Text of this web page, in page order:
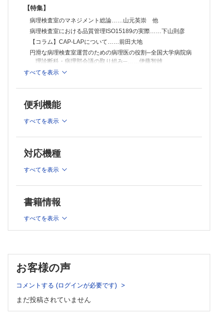
・病理トレンド
［3］
医学を通じて学び方を楽しく学ぶ！おしゃべり病理医のMEdit Lab……
小倉加奈子
【今月の話題】
細胞動態解析と病理学（その2）─核異型はなぜ生じる─……黒瀬 顕
【Information】
【特集】
病理検査室のマネジメント総論……山元英崇 他
病理検査室における品質管理ISO15189の実際……下山則彦
【コラム】CAP-LAPについて……前田大地
円滑な病理検査室運営のための病理医の役割─全国大学病院病
理診断科・病理部会議の取り組み─……伊藤智雄
円滑な病理検査室運営のための技師-医師連携……古屋周一
染色の精度管理……吉田 誠 他
他
―……西田晶子 他
―腫瘍細胞含有率判定を例として―……山本猛雄
【当施設の工夫】週末受付の病理検体の取り扱い……林 裕司
ニケーション……酒井麻衣 他
【コラム】職場のストレスとハラスメント……野村恭子
・マクロクイズ
［170］
・鑑別の森
［21］
子宮内膜生検での異型増殖症とG1
すべてを表示
便利機能
すべてを表示
対応機種
すべてを表示
書籍情報
すべてを表示
お客様の声
コメントする (ログインが必要です)
まだ投稿されていません